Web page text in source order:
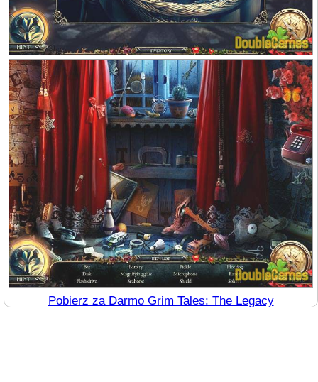
Pobierz za Darmo Grim Tales: The Legacy